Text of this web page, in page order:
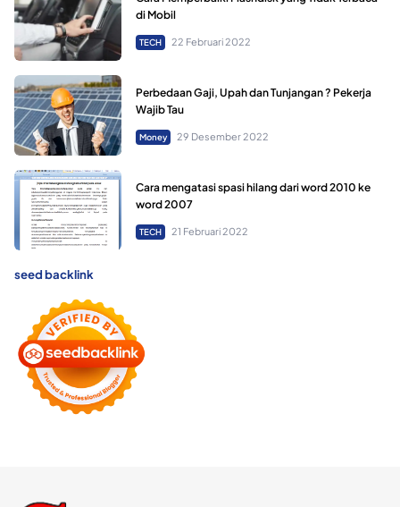
di Mobil
TECH 22 Februari 2022
Perbedaan Gaji, Upah dan Tunjangan ? Pekerja
Wajib Tau
Money 29 Desember 2022
Cara mengatasi spasi hilang dari word 2010 ke
word 2007
TECH 21 Februari 2022
seed backlink